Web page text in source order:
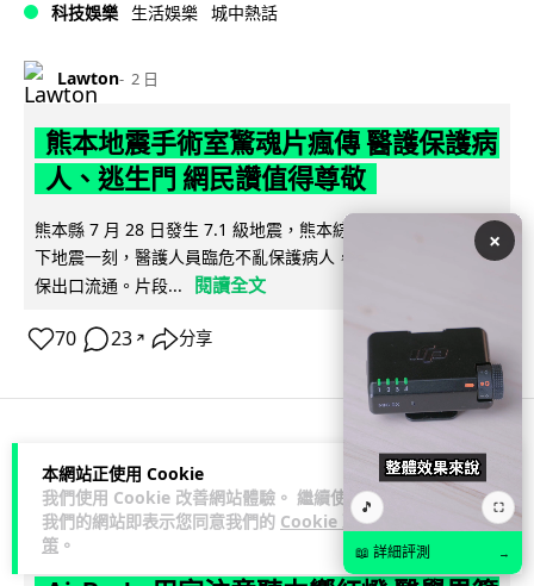
本網站正使用 Cookie
我們使用 Cookie 改善網站體驗。 繼續使用
我們的網站即表示您同意我們的 Cookie 政
策 。
科技娛樂 生活娛樂 城中熱話
Lawton 2 日
熊本地震手術室驚魂片瘋傳 醫護保護病
人、逃生門 網民讚值得尊敬
熊本縣 7 月 28 日發生 7.1 級地震，熊本綜合醫院手術室鏡頭拍
下地震一刻，醫護人員臨危不亂保護病人，更馬上開逃生門確
保出口流通。片段...
閱讀全文
70 23 ↗ 分享
科技娛樂 生活科技
arthur 2 日
×
🎵 ⛶
📖 詳細評測 →